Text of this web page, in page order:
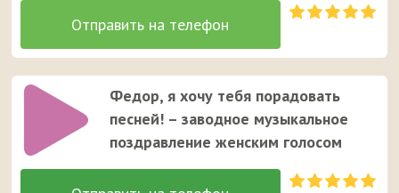
Федор, я хочу тебя порадовать
песней! – заводное музыкальное
поздравление женским голосом